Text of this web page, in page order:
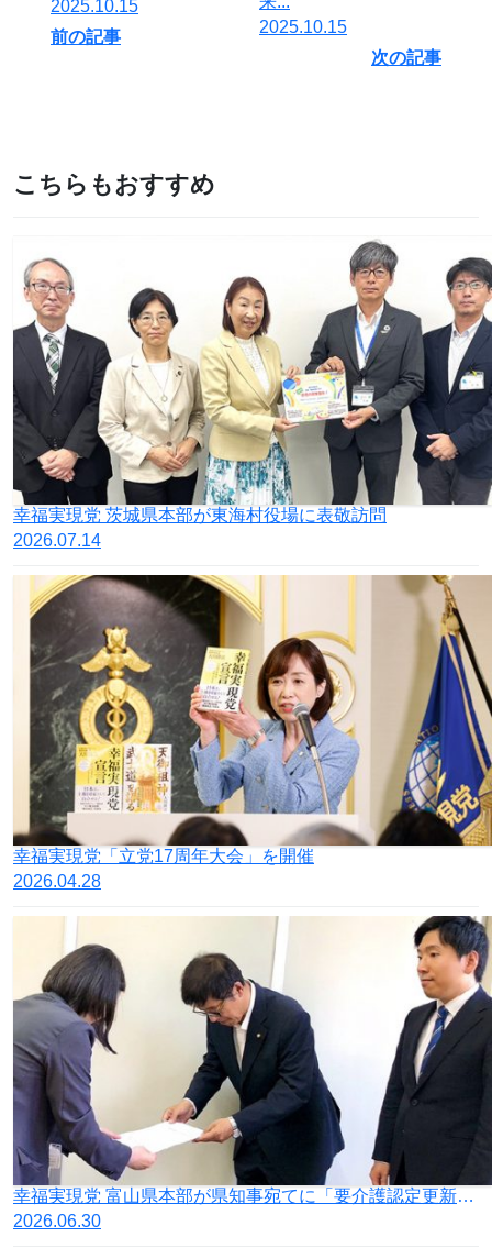
2025.10.15
前の記事
2025.10.15
次の記事
こちらもおすすめ
幸福実現党 茨城県本部が東海村役場に表敬訪問
2026.07.14
幸福実現党「立党17周年大会」を開催
2026.04.28
幸福実現党 富山県本部が県知事宛てに「要介護認定更新制度の廃止に向け、政府への働きかけを求める要望書」を提出
2026.06.30